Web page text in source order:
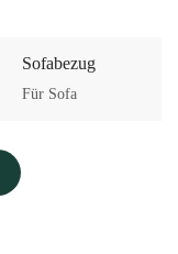
Für Sofa